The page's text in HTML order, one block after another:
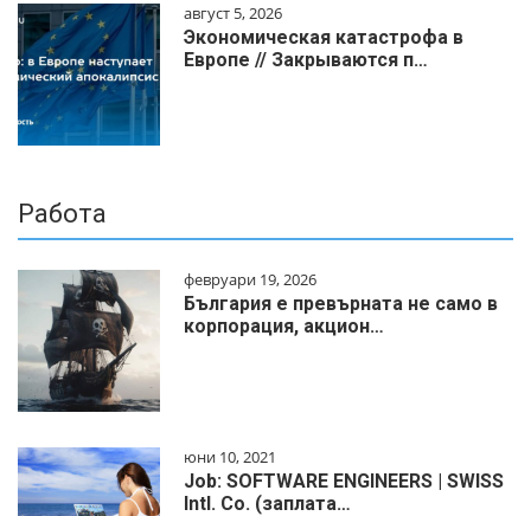
август 5, 2026
Экономическая катастрофа в
Европе // Закрываются п…
Работа
февруари 19, 2026
България е превърната не само в
корпорация, акцион…
юни 10, 2021
Job: SOFTWARE ENGINEERS | SWISS
Intl. Co. (заплата…